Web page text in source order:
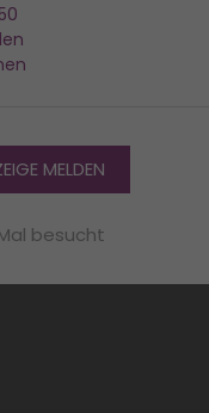
MELDEN
besucht